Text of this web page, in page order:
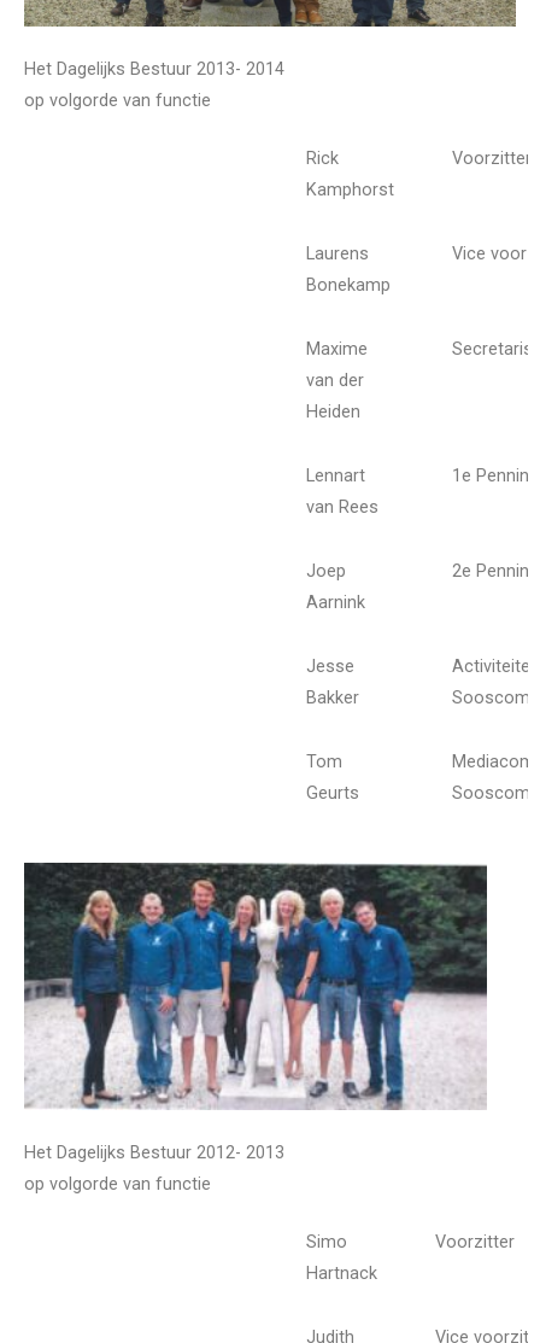
Het Dagelijks Bestuur 2013- 2014
op volgorde van functie
Rick
Kamphorst
Voorzitter
Laurens
Bonekamp
Vice
Maxime
van der
Heiden
Secretaris
Lennart
van Rees
1e
Joep
Aarnink
2e
Jesse
Bakker
Tom
Geurts
Het Dagelijks Bestuur 2012- 2013
op volgorde van functie
Simo
Hartnack
Voorzitter
Judith
Vice